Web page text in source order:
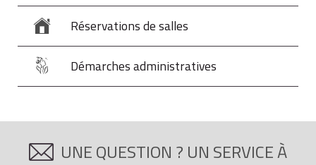
Réservations de salles
Démarches administratives
UNE QUESTION ? UN SERVICE À